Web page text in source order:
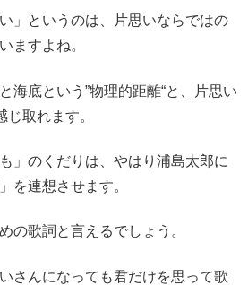
」というのは、片思いならではの
ますよね。
海底という”物理的距離“と、片思い
じ取れます。
」のくだりは、やはり浦島太郎に
を連想させます。
の歌詞と言えるでしょう。
さんになっても君だけを思って歌